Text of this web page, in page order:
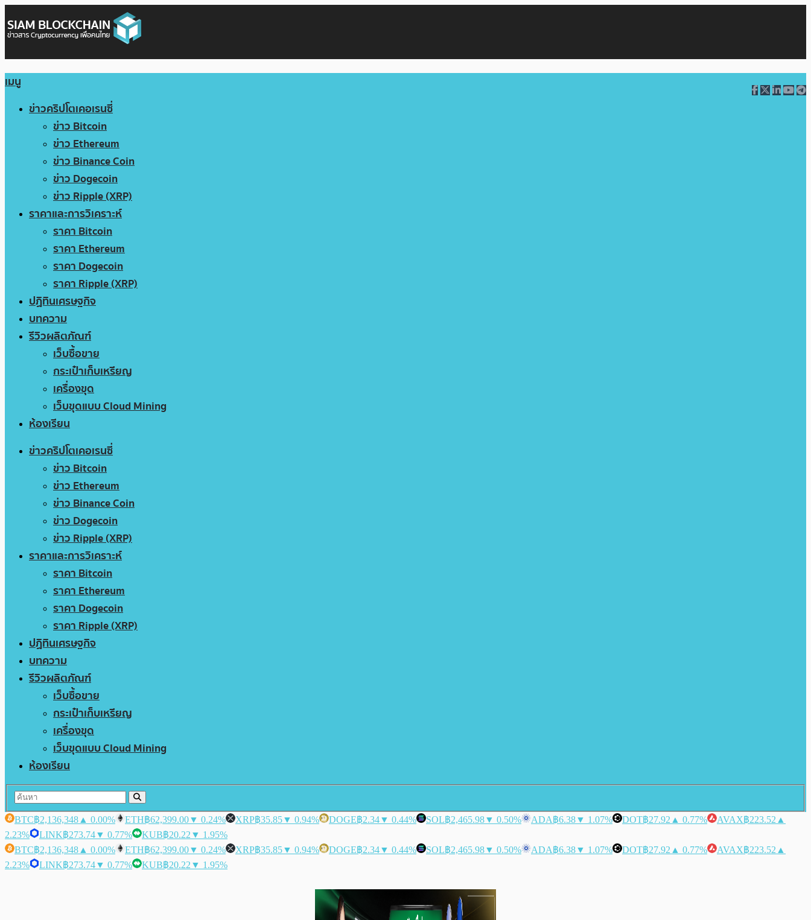
เมนู
ข่าวคริปโตเคอเรนซี่
ข่าว Bitcoin
ข่าว Ethereum
ข่าว Binance Coin
ข่าว Dogecoin
ข่าว Ripple (XRP)
ราคาและการวิเคราะห์
ราคา Bitcoin
ราคา Ethereum
ราคา Dogecoin
ราคา Ripple (XRP)
ปฏิทินเศรษฐกิจ
บทความ
รีวิวผลิตภัณฑ์
เว็บซื้อขาย
กระเป๋าเก็บเหรียญ
เครื่องขุด
เว็บขุดแบบ Cloud Mining
ห้องเรียน
ข่าวคริปโตเคอเรนซี่
ข่าว Bitcoin
ข่าว Ethereum
ข่าว Binance Coin
ข่าว Dogecoin
ข่าว Ripple (XRP)
ราคาและการวิเคราะห์
ราคา Bitcoin
ราคา Ethereum
ราคา Dogecoin
ราคา Ripple (XRP)
ปฏิทินเศรษฐกิจ
บทความ
รีวิวผลิตภัณฑ์
เว็บซื้อขาย
กระเป๋าเก็บเหรียญ
เครื่องขุด
เว็บขุดแบบ Cloud Mining
ห้องเรียน
BTC฿2,136,348 ▲ 0.00% ETH฿62,399.00▼ 0.24% XRP฿35.85▼ 0.94% DOGE฿2.34▼ 0.44% SOL฿2,465.98▼ 0.50% ADA฿6.38▼ 1.07% DOT฿27.92 ▲ 0.77% AVAX฿223.52 ▲
2.23%
LINK฿273.74▼ 0.77% KUB฿20.22 ▼ 1.95%
BTC฿2,136,348 ▲ 0.00% ETH฿62,399.00▼ 0.24% XRP฿35.85▼ 0.94% DOGE฿2.34▼ 0.44% SOL฿2,465.98▼ 0.50% ADA฿6.38▼ 1.07% DOT฿27.92 ▲ 0.77% AVAX฿223.52 ▲
2.23%
LINK฿273.74▼ 0.77% KUB฿20.22 ▼ 1.95%